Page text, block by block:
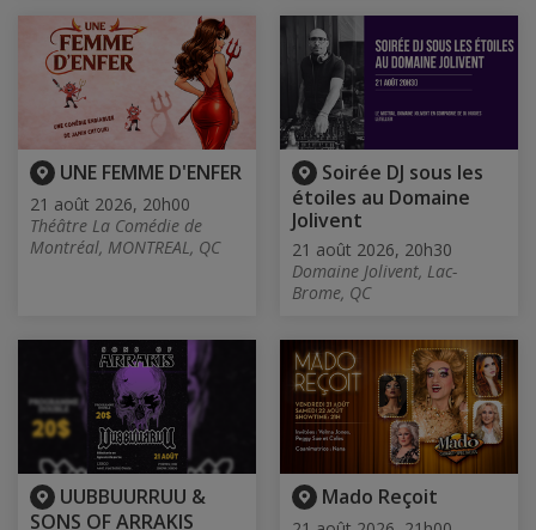
UNE FEMME D'ENFER
21 août 2026, 20h00
Théâtre La Comédie de
Montréal, MONTREAL, QC
Soirée DJ sous les
étoiles au Domaine
Jolivent
21 août 2026, 20h30
Domaine Jolivent, Lac-
Brome, QC
UUBBUURRUU &
SONS OF ARRAKIS
Mado Reçoit